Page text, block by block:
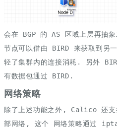
会在 BGP 的 AS 区域上层再抽
节点可以借由 BIRD 来获取到另
轻了集群内的连接消耗. 另外
有数据包通过 BIRD.
网络策略
除了上述功能之外, Calico 还支
部网络, 这个 网络策略通过